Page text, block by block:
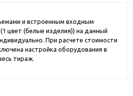
и встроенным входным
цвет (белые изделия)) на данный
При расчете стоимости
настройка оборудования в
тираж.